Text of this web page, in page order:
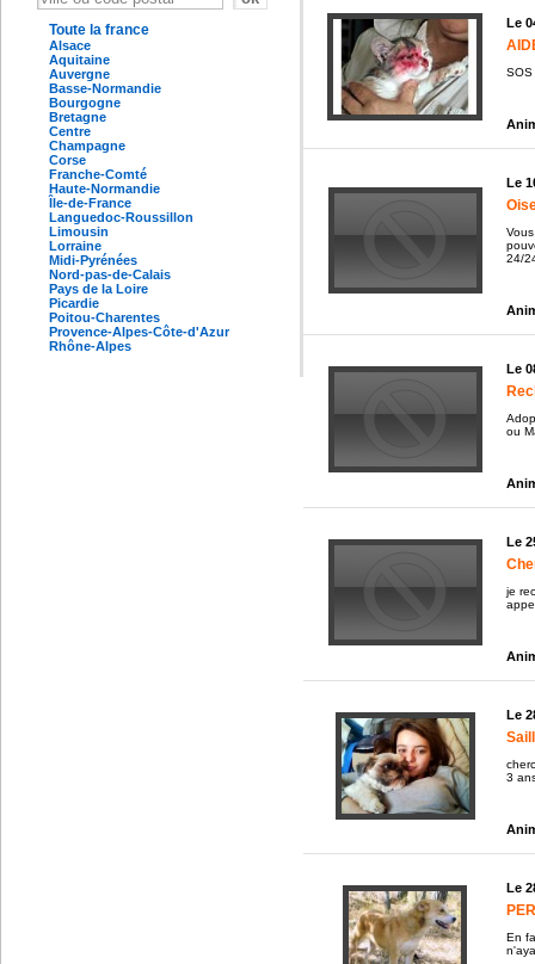
Toute la france
Alsace
Aquitaine
Auvergne
Basse-Normandie
Bourgogne
Bretagne
Centre
Champagne
Corse
Franche-Comté
Haute-Normandie
Île-de-France
Languedoc-Roussillon
Limousin
Lorraine
Midi-Pyrénées
Nord-pas-de-Calais
Pays de la Loire
Picardie
Poitou-Charentes
Provence-Alpes-Côte-d'Azur
Rhône-Alpes
Le
SOS
Le
24/
Le
ou
Le
je
Le
3
Le
En